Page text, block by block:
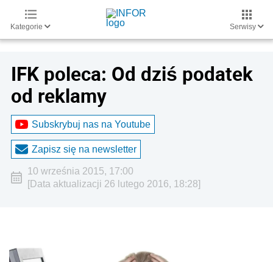
Kategorie Serwisy
IFK poleca: Od dziś podatek
od reklamy
Subskrybuj nas na Youtube
Zapisz się na newsletter
10 września 2015, 17:00
[Data aktualizacji 26 lutego 2016, 18:28]